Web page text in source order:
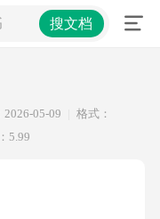
搜文档
2026-05-09
格式：
5.99